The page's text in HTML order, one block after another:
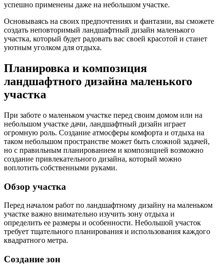
успешно применены даже на небольшом участке.
Основываясь на своих предпочтениях и фантазии, вы сможете
создать неповторимый ландшафтный дизайн маленького
участка, который будет радовать вас своей красотой и станет
уютным уголком для отдыха.
Планировка и композиция
ландшафтного дизайна маленького
участка
При заботе о маленьком участке перед своим домом или на
небольшом участке дачи, ландшафтный дизайн играет
огромную роль. Создание атмосферы комфорта и отдыха на
таком небольшом пространстве может быть сложной задачей,
но с правильным планированием и композицией возможно
создание привлекательного дизайна, который можно
воплотить собственными руками.
Обзор участка
Перед началом работ по ландшафтному дизайну на маленьком
участке важно внимательно изучить зону отдыха и
определить ее размеры и особенности. Небольшой участок
требует тщательного планирования и использования каждого
квадратного метра.
Создание зон